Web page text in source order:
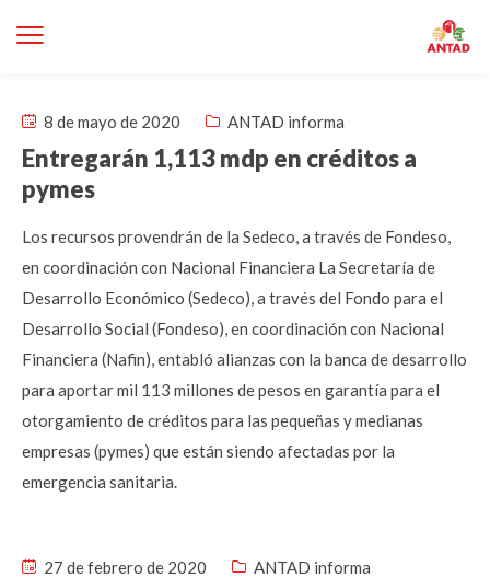
8 de mayo de 2020 ANTAD informa
Entregarán 1,113 mdp en créditos a
pymes
Los recursos provendrán de la Sedeco, a través de Fondeso,
en coordinación con Nacional Financiera La Secretaría de
Desarrollo Económico (Sedeco), a través del Fondo para el
Desarrollo Social (Fondeso), en coordinación con Nacional
Financiera (Nafin), entabló alianzas con la banca de desarrollo
para aportar mil 113 millones de pesos en garantía para el
otorgamiento de créditos para las pequeñas y medianas
empresas (pymes) que están siendo afectadas por la
emergencia sanitaria.
27 de febrero de 2020 ANTAD informa